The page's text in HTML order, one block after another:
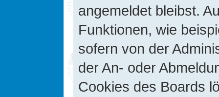
angemeldet bleibst.
Funktionen, wie
sofern von der
der An- oder
Cookies des Boards